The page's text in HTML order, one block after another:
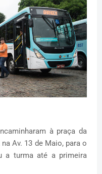
à praça da
Av. 13 de Maio, para o
a turma até a primeira